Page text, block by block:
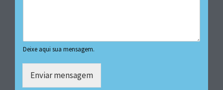
Deixe aqui sua mensagem.
Enviar mensagem